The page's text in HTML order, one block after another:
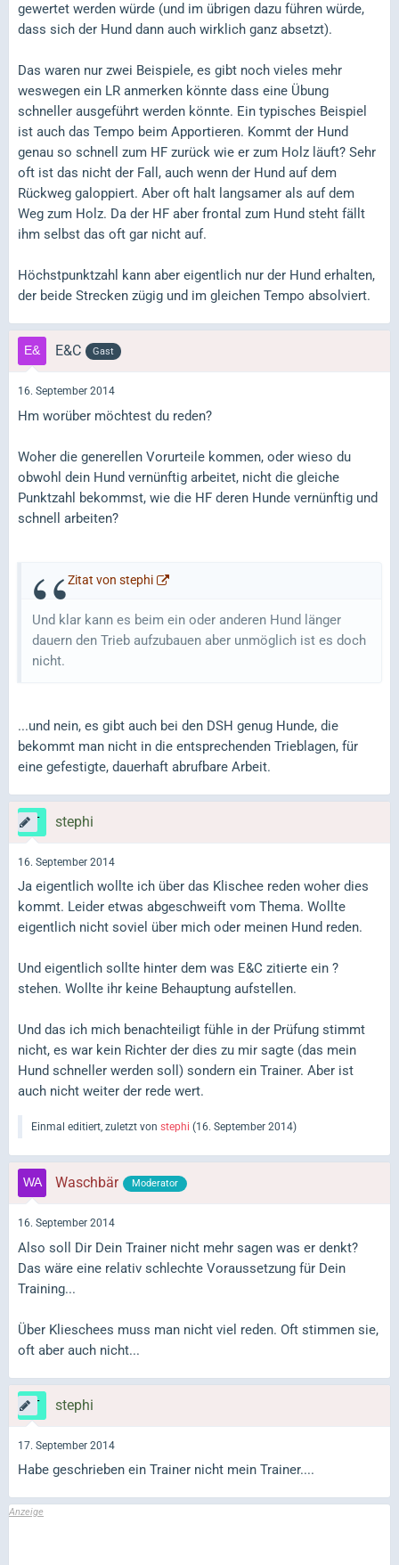
gewertet werden würde (und im übrigen dazu führen würde,
dass sich der Hund dann auch wirklich ganz absetzt).
Das waren nur zwei Beispiele, es gibt noch vieles mehr
weswegen ein LR anmerken könnte dass eine Übung
schneller ausgeführt werden könnte. Ein typisches Beispiel
ist auch das Tempo beim Apportieren. Kommt der Hund
genau so schnell zum HF zurück wie er zum Holz läuft? Sehr
oft ist das nicht der Fall, auch wenn der Hund auf dem
Rückweg galoppiert. Aber oft halt langsamer als auf dem
Weg zum Holz. Da der HF aber frontal zum Hund steht fällt
ihm selbst das oft gar nicht auf.
Höchstpunktzahl kann aber eigentlich nur der Hund erhalten,
der beide Strecken zügig und im gleichen Tempo absolviert.
E&C Gast
16. September 2014
Hm worüber möchtest du reden?
Woher die generellen Vorurteile kommen, oder wieso du
obwohl dein Hund vernünftig arbeitet, nicht die gleiche
Punktzahl bekommst, wie die HF deren Hunde vernünftig und
schnell arbeiten?
Zitat von stephi
Und klar kann es beim ein oder anderen Hund länger
dauern den Trieb aufzubauen aber unmöglich ist es doch
nicht.
...und nein, es gibt auch bei den DSH genug Hunde, die
bekommt man nicht in die entsprechenden Trieblagen, für
eine gefestigte, dauerhaft abrufbare Arbeit.
stephi
16. September 2014
Ja eigentlich wollte ich über das Klischee reden woher dies
kommt. Leider etwas abgeschweift vom Thema. Wollte
eigentlich nicht soviel über mich oder meinen Hund reden.
Und eigentlich sollte hinter dem was E&C zitierte ein ?
stehen. Wollte ihr keine Behauptung aufstellen.
Und das ich mich benachteiligt fühle in der Prüfung stimmt
nicht, es war kein Richter der dies zu mir sagte (das mein
Hund schneller werden soll) sondern ein Trainer. Aber ist
auch nicht weiter der rede wert.
Einmal editiert, zuletzt von stephi (16. September 2014)
Waschbär Moderator
16. September 2014
Also soll Dir Dein Trainer nicht mehr sagen was er denkt?
Das wäre eine relativ schlechte Voraussetzung für Dein
Training...
Über Klieschees muss man nicht viel reden. Oft stimmen sie,
oft aber auch nicht...
stephi
17. September 2014
Habe geschrieben ein Trainer nicht mein Trainer....